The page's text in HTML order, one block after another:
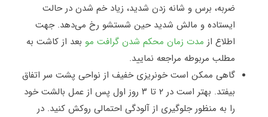
ضربه، برس و شانه زدن شدید، زیاد خم شدن در حالت
ایستاده و مالش شدید حین شستشو رخ می‌دهد. جهت
اطلاع از مدت زمان محکم شدن گرافت مو بعد از کاشت به
مطلب مربوطه مراجعه نمایید.
گاهی ممکن است خونریزی خفیف از نواحی پشت سر اتفاق
بیفتد. بهتر است در ۲ تا ۳ روز اول پس از عمل بالشت خود
را به منظور جلوگیری از آلودگی احتمالی روکش کنید. در